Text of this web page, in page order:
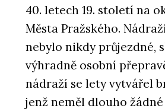
40. letech 19. století na
Města Pražského.
nebylo nikdy průjezdné,
výhradně osobní
nádraží se lety vytvářel
jenž neměl dlouho